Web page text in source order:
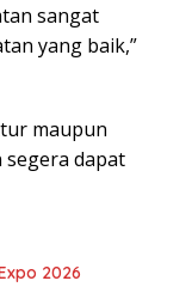
sangat
yang baik,”
maupun
dapat
2026